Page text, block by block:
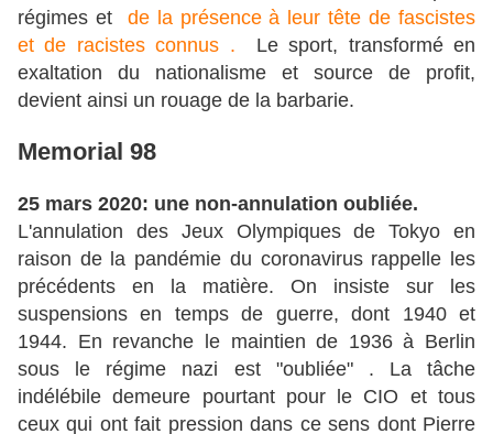
régimes et de la présence à leur tête de fascistes
et de racistes connus . Le sport, transformé en
exaltation du nationalisme et source de profit,
devient ainsi un rouage de la barbarie.
Memorial 98
25 mars 2020: une non-annulation oubliée.
L'annulation des Jeux Olympiques de Tokyo en
raison de la pandémie du coronavirus rappelle les
précédents en la matière. On insiste sur les
suspensions en temps de guerre, dont 1940 et
1944. En revanche le maintien de 1936 à Berlin
sous le régime nazi est "oubliée" . La tâche
indélébile demeure pourtant pour le CIO et tous
ceux qui ont fait pression dans ce sens dont Pierre